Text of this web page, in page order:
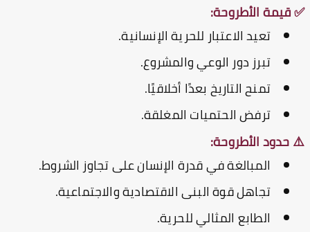
قيمة الأطروحة:
تعيد الاعتبار للحرية الإنسانية.
تبرز دور الوعي والمشروع.
تمنح التاريخ بعدًا أخلاقيًا.
ترفض الحتميات المغلقة.
الأطروحة:
المبالغة في قدرة الإنسان على تجاوز الشروط.
تجاهل قوة البنى الاقتصادية والاجتماعية.
الطابع المثالي للحرية.